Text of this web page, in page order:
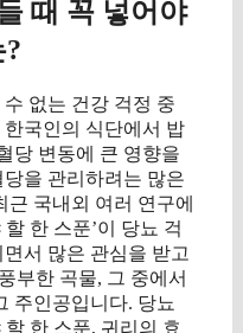
때 꼭 넣어야
없는 건강 걱정 중
국인의 식단에서 밥
당 변동에 큰 영향을
을 관리하려는 많은
국내외 여러 연구에
한 스푼’이 당뇨 걱
서 많은 관심을 받고
부한 곡물, 그 중에서
주인공입니다. 당뇨
한 스푼, 귀리의 효